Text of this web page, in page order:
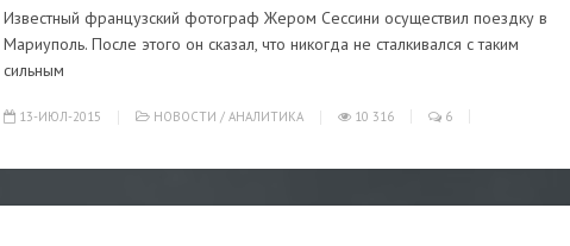
Известный французский фотограф Жером Сессини осуществил поездку в
Мариуполь. После этого он сказал, что никогда не сталкивался с таким
сильным
13-ИЮЛ-2015 НОВОСТИ / АНАЛИТИКА 10 316 6